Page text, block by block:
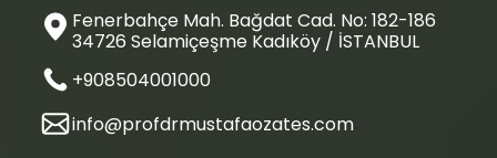
Fenerbahçe Mah. Bağdat Cad. No: 182-186
34726 Selamiçeşme Kadıköy / İSTANBUL
+908504001000
info@profdrmustafaozates.com